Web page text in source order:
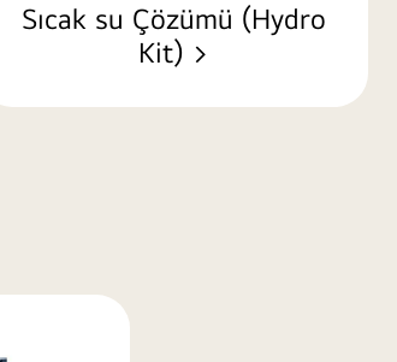
Sıcak su Çözümü (Hydro
Kit) >